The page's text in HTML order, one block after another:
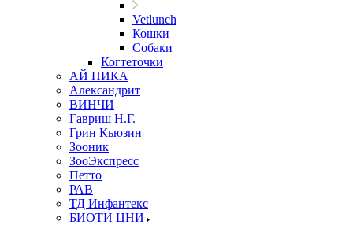
Vetlunch
Кошки
Собаки
Когтеточки
АЙ НИКА
Александрит
ВИНЧИ
Гавриш Н.Г.
Грин Кьюзин
Зооник
ЗооЭкспресс
Петто
РАВ
ТД Инфантекс
БИОТИ ЦНИ